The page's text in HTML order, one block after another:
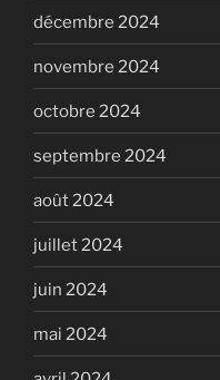
décembre 2024
novembre 2024
octobre 2024
septembre 2024
août 2024
juillet 2024
juin 2024
mai 2024